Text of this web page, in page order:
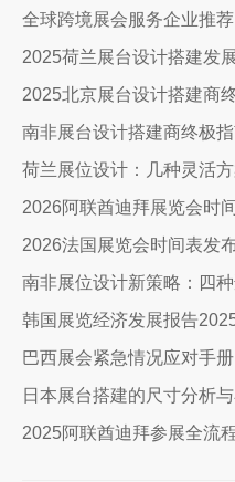
全球跨境展会服务企业推荐